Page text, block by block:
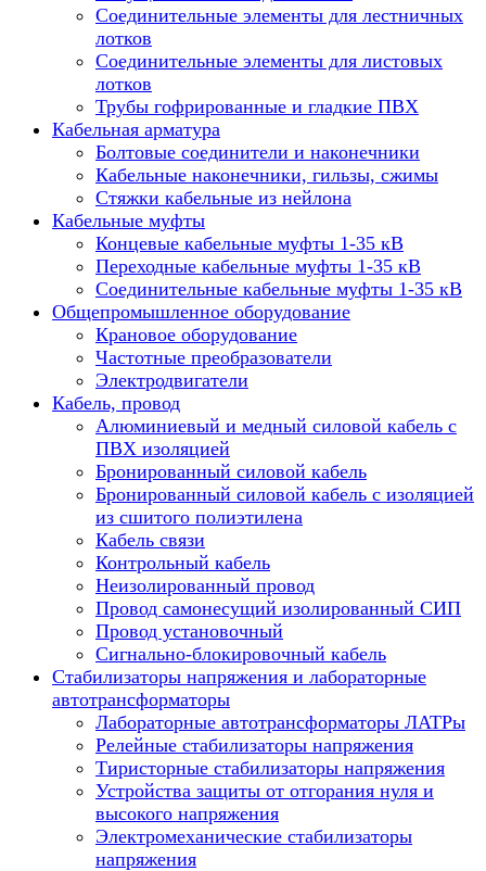
Соединительные элементы для лестничных
лотков
Соединительные элементы для листовых
лотков
Трубы гофрированные и гладкие ПВХ
Кабельная арматура
Болтовые соединители и наконечники
Кабельные наконечники, гильзы, сжимы
Стяжки кабельные из нейлона
Кабельные муфты
Концевые кабельные муфты 1-35 кВ
Переходные кабельные муфты 1-35 кВ
Соединительные кабельные муфты 1-35 кВ
Общепромышленное оборудование
Крановое оборудование
Частотные преобразователи
Электродвигатели
Кабель, провод
Алюминиевый и медный силовой кабель с
ПВХ изоляцией
Бронированный силовой кабель
Бронированный силовой кабель с изоляцией
из сшитого полиэтилена
Кабель связи
Контрольный кабель
Неизолированный провод
Провод самонесущий изолированный СИП
Провод установочный
Сигнально-блокировочный кабель
Стабилизаторы напряжения и лабораторные
автотрансформаторы
Лабораторные автотрансформаторы ЛАТРы
Релейные стабилизаторы напряжения
Тиристорные стабилизаторы напряжения
Устройства защиты от отгорания нуля и
высокого напряжения
Электромеханические стабилизаторы
напряжения